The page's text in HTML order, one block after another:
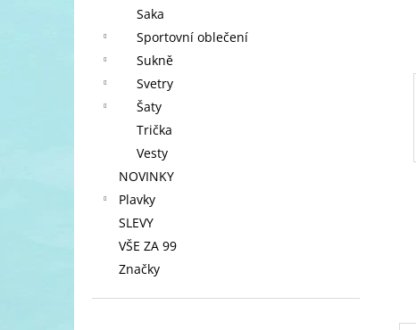
Saka
Sportovní oblečení
Sukně
Svetry
Šaty
Trička
Vesty
NOVINKY
Plavky
SLEVY
VŠE ZA 99
Značky